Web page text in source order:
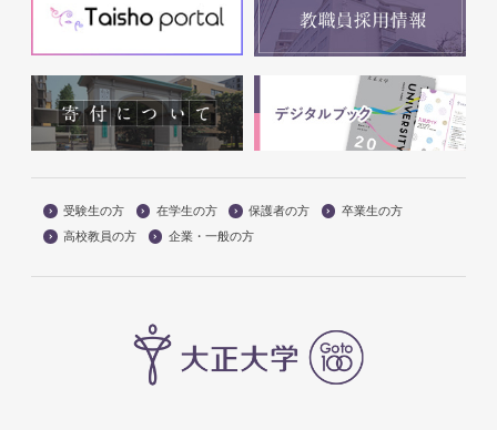
受験生の方 在学生の方 保護者の方
卒業生の方
高校教員の方
企業・一般の方